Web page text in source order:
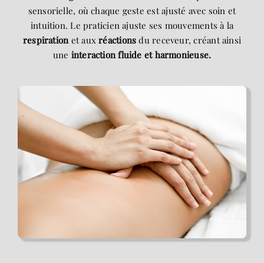
sensorielle, où chaque geste est ajusté avec soin et
intuition. Le praticien ajuste ses mouvements à la
respirationet auxréactions du receveur, créant ainsi
une interaction fluide et harmonieuse.